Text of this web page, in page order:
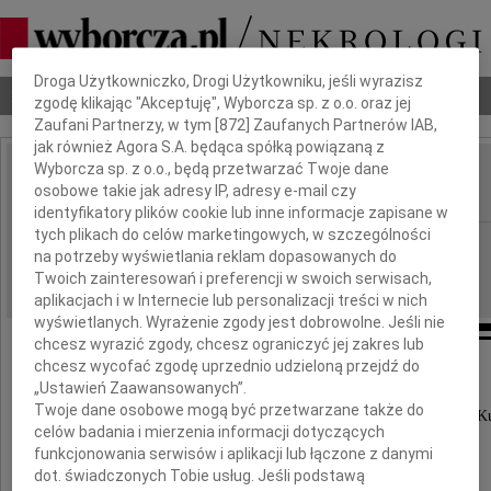
Nekrologi Odeszli Poradnik pogrzebowy
IMIĘ I NAZWISKO: Aleksander Lewicki
REGION: Gdańsk
DATA EMISJI: 04.02.2011
Z głębokim żalem zawiadamiamy,
że 1 lutego 2011 roku zmarł tragicznie
nasz ukochany Syn, Brat, Siostrzeniec, Bratanek i
Dbamy o Twoją prywatność
Droga Użytkowniczko, Drogi Użytkowniku, jeśli wyrazisz
zgodę klikając "Akceptuję", Wyborcza sp. z o.o. oraz jej
Zaufani Partnerzy, w tym [872 ] Zaufanych Partnerów IAB,
jak również Agora S.A. będąca spółką powiązaną z
Wyborcza sp. z o.o., będą przetwarzać Twoje dane
osobowe takie jak adresy IP, adresy e-mail czy
identyfikatory plików cookie lub inne informacje zapisane w
tych plikach do celów marketingowych, w szczególności
na potrzeby wyświetlania reklam dopasowanych do
Twoich zainteresowań i preferencji w swoich serwisach,
aplikacjach i w Internecie lub personalizacji treści w nich
wyświetlanych. Wyrażenie zgody jest dobrowolne. Jeśli nie
chcesz wyrazić zgody, chcesz ograniczyć jej zakres lub
chcesz wycofać zgodę uprzednio udzieloną przejdź do
„Ustawień Zaawansowanych”.
Twoje dane osobowe mogą być przetwarzane także do
celów badania i mierzenia informacji dotyczących
funkcjonowania serwisów i aplikacji lub łączone z danymi
dot. świadczonych Tobie usług. Jeśli podstawą